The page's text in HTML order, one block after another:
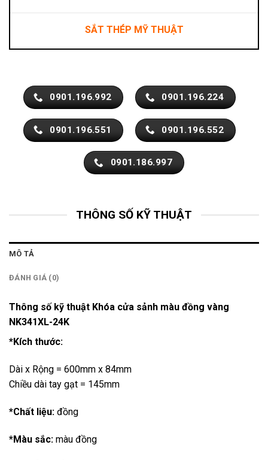
SẮT THÉP MỸ THUẬT
0901.196.992 0901.196.224
0901.196.551 0901.196.552
0901.186.997
THÔNG SỐ KỸ THUẬT
MÔ TẢ
ĐÁNH GIÁ (0)
Thông số kỹ thuật Khóa cửa sảnh màu đồng vàng
NK341XL-24K
*Kích thước:
Dài x Rộng = 600mm x 84mm
Chiều dài tay gạt = 145mm
*Chất liệu: đồng
*Màu sắc: màu đồng